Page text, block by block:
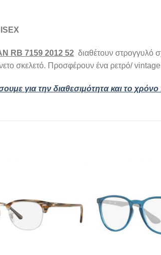
RB 7159 2012 52 διαθέτουν στρογγυλό
σκελετό. Προσφέρουν ένα ρετρό/ vintage
για την διαθεσιμότητα και το